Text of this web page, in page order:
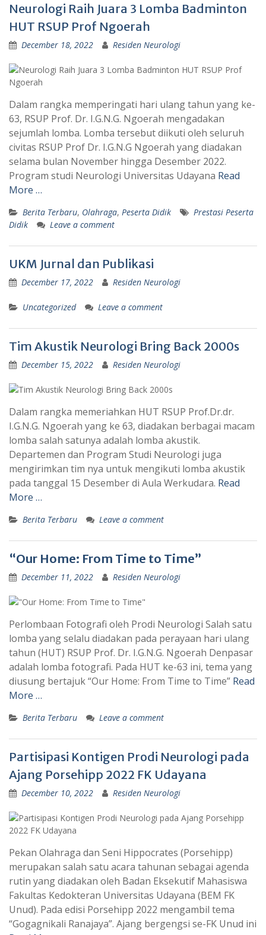
Neurologi Raih Juara 3 Lomba Badminton
HUT RSUP Prof Ngoerah
December 18, 2022 Residen Neurologi
Dalam rangka memperingati hari ulang tahun yang ke-
63, RSUP Prof. Dr. I.G.N.G. Ngoerah mengadakan
sejumlah lomba. Lomba tersebut diikuti oleh seluruh
civitas RSUP Prof Dr. I.G.N.G Ngoerah yang diadakan
selama bulan November hingga Desember 2022.
Program studi Neurologi Universitas Udayana Read
More …
Berita Terbaru, Olahraga, Peserta Didik
Prestasi Peserta
Didik
Leave a comment
UKM Jurnal dan Publikasi
December 17, 2022 Residen Neurologi
Uncategorized Leave a comment
Tim Akustik Neurologi Bring Back 2000s
December 15, 2022 Residen Neurologi
Dalam rangka memeriahkan HUT RSUP Prof.Dr.dr.
I.G.N.G. Ngoerah yang ke 63, diadakan berbagai macam
lomba salah satunya adalah lomba akustik.
Departemen dan Program Studi Neurologi juga
mengirimkan tim nya untuk mengikuti lomba akustik
pada tanggal 15 Desember di Aula Werkudara. Read
More …
Berita Terbaru Leave a comment
“Our Home: From Time to Time”
December 11, 2022 Residen Neurologi
Perlombaan Fotografi oleh Prodi Neurologi Salah satu
lomba yang selalu diadakan pada perayaan hari ulang
tahun (HUT) RSUP Prof. Dr. I.G.N.G. Ngoerah Denpasar
adalah lomba fotografi. Pada HUT ke-63 ini, tema yang
diusung bertajuk “Our Home: From Time to Time” Read
More …
Berita Terbaru Leave a comment
Partisipasi Kontigen Prodi Neurologi pada
Ajang Porsehipp 2022 FK Udayana
December 10, 2022 Residen Neurologi
Pekan Olahraga dan Seni Hippocrates (Porsehipp)
merupakan salah satu acara tahunan sebagai agenda
rutin yang diadakan oleh Badan Eksekutif Mahasiswa
Fakultas Kedokteran Universitas Udayana (BEM FK
Unud). Pada edisi Porsehipp 2022 mengambil tema
“Gogagnikali Ranajaya”. Ajang bergengsi se-FK Unud ini